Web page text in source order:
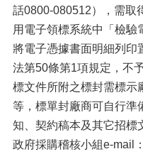
話0800-080512），需取
用電子領標系統中「檢驗
將電子憑據書面明細列印
法第50條第1項規定，不
標文件所附之標封需標示
等，標單封廠商可自行準
知、契約稿本及其它招標
政府採購稽核小組e-mail